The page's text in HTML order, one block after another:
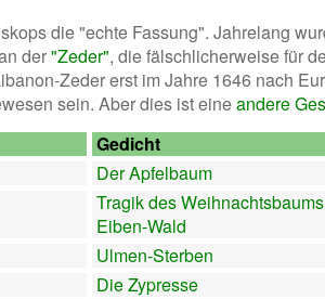
die "echte Fassung". Jahrelang
der"Zeder", die fälschlicherweise für
Zeder erst im Jahre 1646 nach
sein. Aber dies ist eineandere
Gedicht
Der Apfelbaum
Tragik des Weihnachtsbaums
Eiben-Wald
Ulmen-Sterben
Die Zypresse